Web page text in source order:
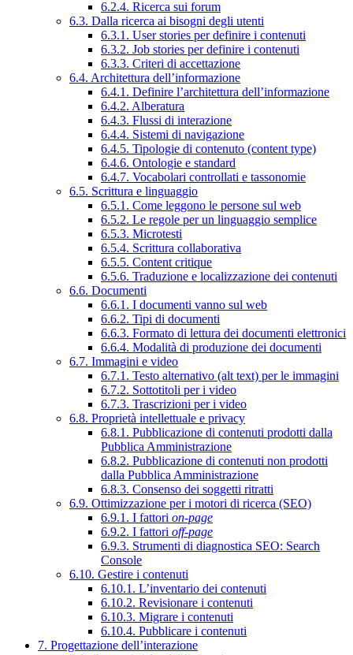
6.2.4. Ricerca sui forum
6.3. Dalla ricerca ai bisogni degli utenti
6.3.1. User stories per definire i contenuti
6.3.2. Job stories per definire i contenuti
6.3.3. Criteri di accettazione
6.4. Architettura dell’informazione
6.4.1. Definire l’architettura dell’informazione
6.4.2. Alberatura
6.4.3. Flussi di interazione
6.4.4. Sistemi di navigazione
6.4.5. Tipologie di contenuto (content type)
6.4.6. Ontologie e standard
6.4.7. Vocabolari controllati e tassonomie
6.5. Scrittura e linguaggio
6.5.1. Come leggono le persone sul web
6.5.2. Le regole per un linguaggio semplice
6.5.3. Microtesti
6.5.4. Scrittura collaborativa
6.5.5. Content critique
6.5.6. Traduzione e localizzazione dei contenuti
6.6. Documenti
6.6.1. I documenti vanno sul web
6.6.2. Tipi di documenti
6.6.3. Formato di lettura dei documenti elettronici
6.6.4. Modalità di produzione dei documenti
6.7. Immagini e video
6.7.1. Testo alternativo (alt text) per le immagini
6.7.2. Sottotitoli per i video
6.7.3. Trascrizioni per i video
6.8. Proprietà intellettuale e privacy
6.8.1. Pubblicazione di contenuti prodotti dalla
Pubblica Amministrazione
6.8.2. Pubblicazione di contenuti non prodotti
dalla Pubblica Amministrazione
6.8.3. Consenso dei soggetti ritratti
6.9. Ottimizzazione per i motori di ricerca (SEO)
6.9.1. I fattori on-page
6.9.2. I fattori off-page
6.9.3. Strumenti di diagnostica SEO: Search
Console
6.10. Gestire i contenuti
6.10.1. L’inventario dei contenuti
6.10.2. Revisionare i contenuti
6.10.3. Migrare i contenuti
6.10.4. Pubblicare i contenuti
7. Progettazione dell’interazione